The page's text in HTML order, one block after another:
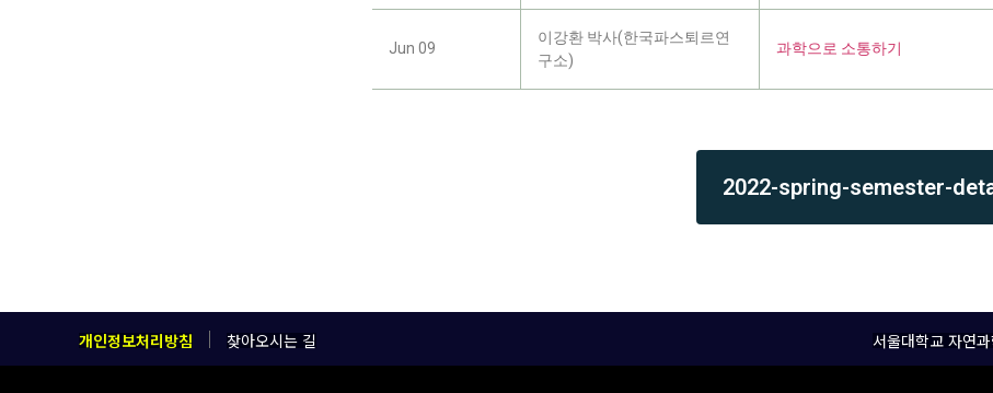
Jun 09
이강환 박사(한국파스퇴르연
구소)
과학으로 소통하기
2022-spring-semester-
개인정보처리방침 찾아오시는 길 서울대학교 자연